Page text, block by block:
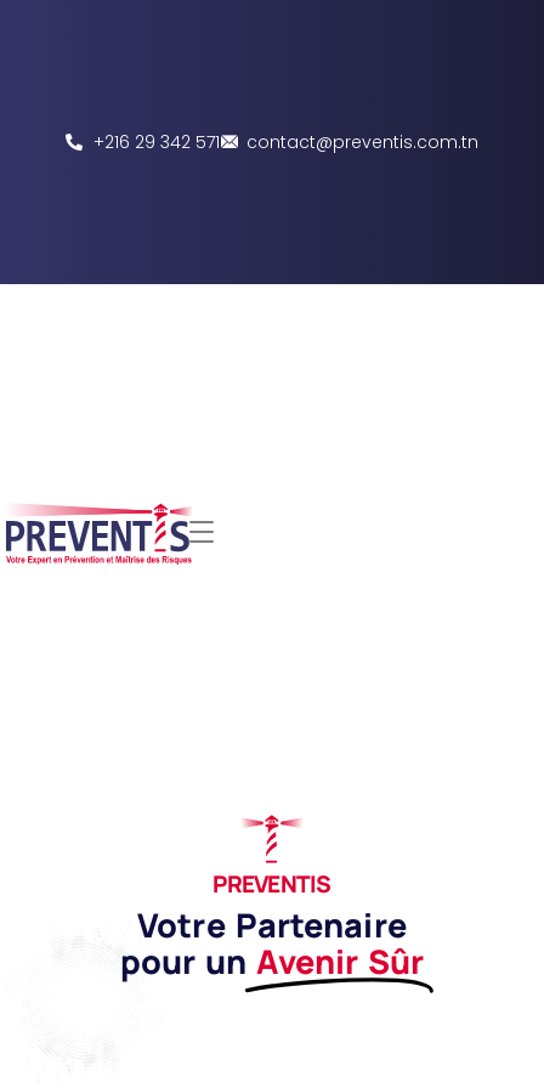
+216 29 342 571 contact@preventis.com.tn
PREVENTIS
Votre Partenaire
pour un Avenir Sûr